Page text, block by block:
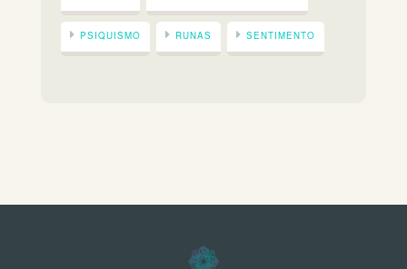
PSIQUISMO RUNAS SENTIMENTO